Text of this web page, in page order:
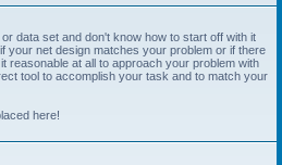
data set and don't know how to start off with it
your net design matches your problem or if there
reasonable at all to approach your problem with
tool to accomplish your task and to match your
here!